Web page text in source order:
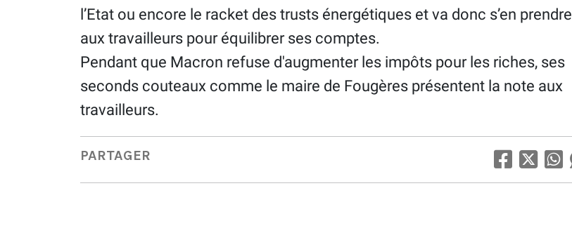
l’Etat ou encore le racket des trusts énergétiques et va donc s’en prendre
aux travailleurs pour équilibrer ses comptes.
Pendant que Macron refuse d'augmenter les impôts pour les riches, ses
seconds couteaux comme le maire de Fougères présentent la note aux
travailleurs.
PARTAGER